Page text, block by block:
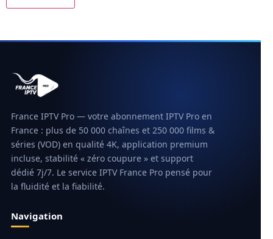
France IPTV Pro — votre abonnement IPTV Pro en
France : plus de 50 000 chaînes et 250 000 films &
séries (VOD) en qualité 4K, application premium
incluse, stabilité « zéro coupure » et support
dédié 7j/7. Le service IPTV France Pro pensé pour
la fluidité et la fiabilité.
Navigation